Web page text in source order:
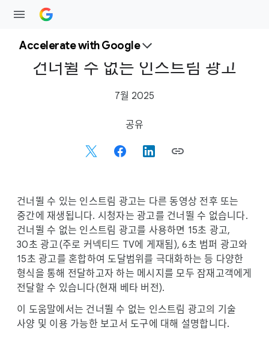
Accelerate with Google
건너뛸 수 없는 인스트림 광고
7월 2025
l
M
o
d
u
l
e
공유
건너뛸 수 있는 인스트림 광고는 다른 동영상 전후 또는
중간에 재생됩니다. 시청자는 광고를 건너뛸 수 없습니다.
건너뛸 수 없는 인스트림 광고를 사용하면 15초 광고,
30초 광고(주로 커넥티드 TV에 게재됨), 6초 범퍼 광고와
15초 광고를 혼합하여 도달범위를 극대화하는 등 다양한
형식을 통해 전달하고자 하는 메시지를 모두 잠재고객에게
전달할 수 있습니다(현재 베타 버전).
이 도움말에서는 건너뛸 수 없는 인스트림 광고의 기술
사양 및 이용 가능한 보고서 도구에 대해 설명합니다.